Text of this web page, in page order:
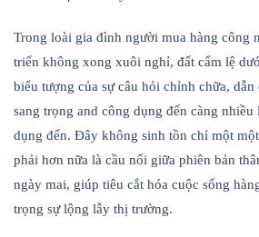
Trong loài gia đình người mua hàng công
triển không xong xuôi nghỉ, đất cẩm lệ
biểu tượng của sự câu hỏi chỉnh chữa,
sang trọng and công dụng đến càng
dụng đến. Đây không sinh tồn chỉ một
phải hơn nữa là cầu nối giữa phiên bản
ngày mai, giúp tiêu cắt hóa cuộc sống
trọng sự lộng lẫy thị trường.